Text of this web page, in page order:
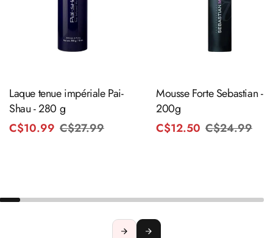
Laque tenue impériale Pai-
Shau - 280 g
C$27.99
C$10.99
Mousse Forte Sebastian -
200g
C$24.99
C$12.50